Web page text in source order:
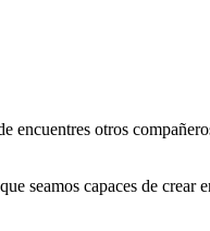
otros
seamos capaces de crear